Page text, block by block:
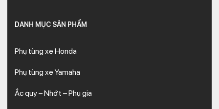
DANH MỤC SẢN PHẨM
Phụ tùng xe Honda
Phụ tùng xe Yamaha
Ắc quy – Nhớt – Phụ gia